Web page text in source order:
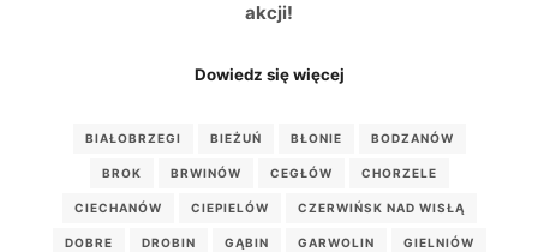
akcji!
Dowiedz się więcej
BIAŁOBRZEGI BIEŻUŃ BŁONIE BODZANÓW
BROK BRWINÓW CEGŁÓW CHORZELE
CIECHANÓW CIEPIELÓW CZERWIŃSK NAD WISŁĄ
DOBRE DROBIN GĄBIN GARWOLIN GIELNIÓW